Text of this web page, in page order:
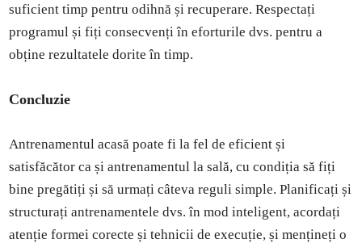
suficient timp pentru odihnă și recuperare. Respectați
programul și fiți consecvenți în eforturile dvs. pentru a
obține rezultatele dorite în timp.
Concluzie
Antrenamentul acasă poate fi la fel de eficient și
satisfăcător ca și antrenamentul la sală, cu condiția să fiți
bine pregătiți și să urmați câteva reguli simple. Planificați și
structurați antrenamentele dvs. în mod inteligent, acordați
atenție formei corecte și tehnicii de execuție, și mențineți o